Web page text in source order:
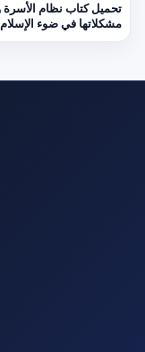
تحميل كتاب نظام
مشكلاتها في ضوء الإسلام pdf